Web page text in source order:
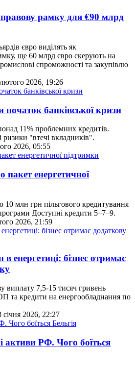
рамку для €90 млрд
євро виділять як
ще 60 млрд євро скерують на
спроможності та закупівлю
2026, 19:26
банківської кризи
11% проблемних кредитів.
ризики "втечі вкладників".
2026, 05:55
пакет енергетичної
10 млн грн пільгового кредитування
Доступні кредити 5–7–9.
2026, 21:59
енергетиці: бізнес отримає
виплату 7,5-15 тисяч гривень
та кредити на енергообладнання по
січня 2026, 22:27
активи РФ. Чого боїться